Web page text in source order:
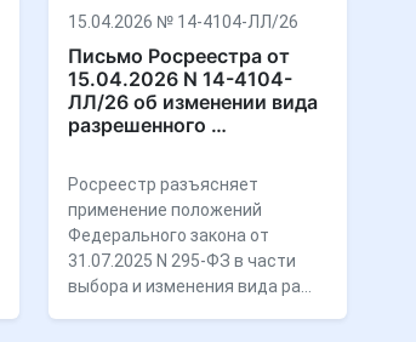
15.04.2026 № 14-4104-ЛЛ/26
Письмо Росреестра от
15.04.2026 N 14-4104-
ЛЛ/26 об изменении вида
разрешенного …
Росреестр разъясняет
применение положений
Федерального закона от
31.07.2025 N 295-ФЗ в части
выбора и изменения вида ра…